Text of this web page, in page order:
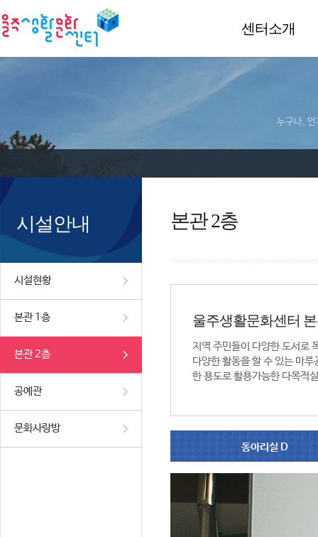
센터소개
누구나, 언
시설안내
시설현황
본관 1층
본관 2층
공예관
문화사랑방
본관 2층
울주생활문화센터
지역 주민들이 다양한 도서로
다양한 활동을 할 수 있는 마
한 용도로 활용가능한 다목적
동아리실 D